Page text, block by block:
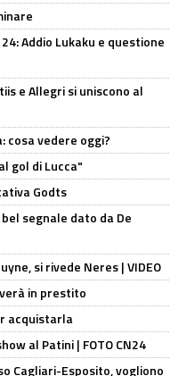
Addio Lukaku e questione
e Allegri si uniscono al
cosa vedere oggi?
gol di Lucca"
Godts
segnale dato da De
si rivede Neres | VIDEO
in prestito
acquistarla
al Patini | FOTO CN24
Cagliari-Esposito, vogliono